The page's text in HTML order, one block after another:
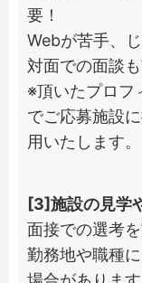
要！
Webが苦手、
対面での面談
※頂いたプロフ
でご応募施設
用いたします。
[3]施設の見学
面接での選考を
勤務地や職種